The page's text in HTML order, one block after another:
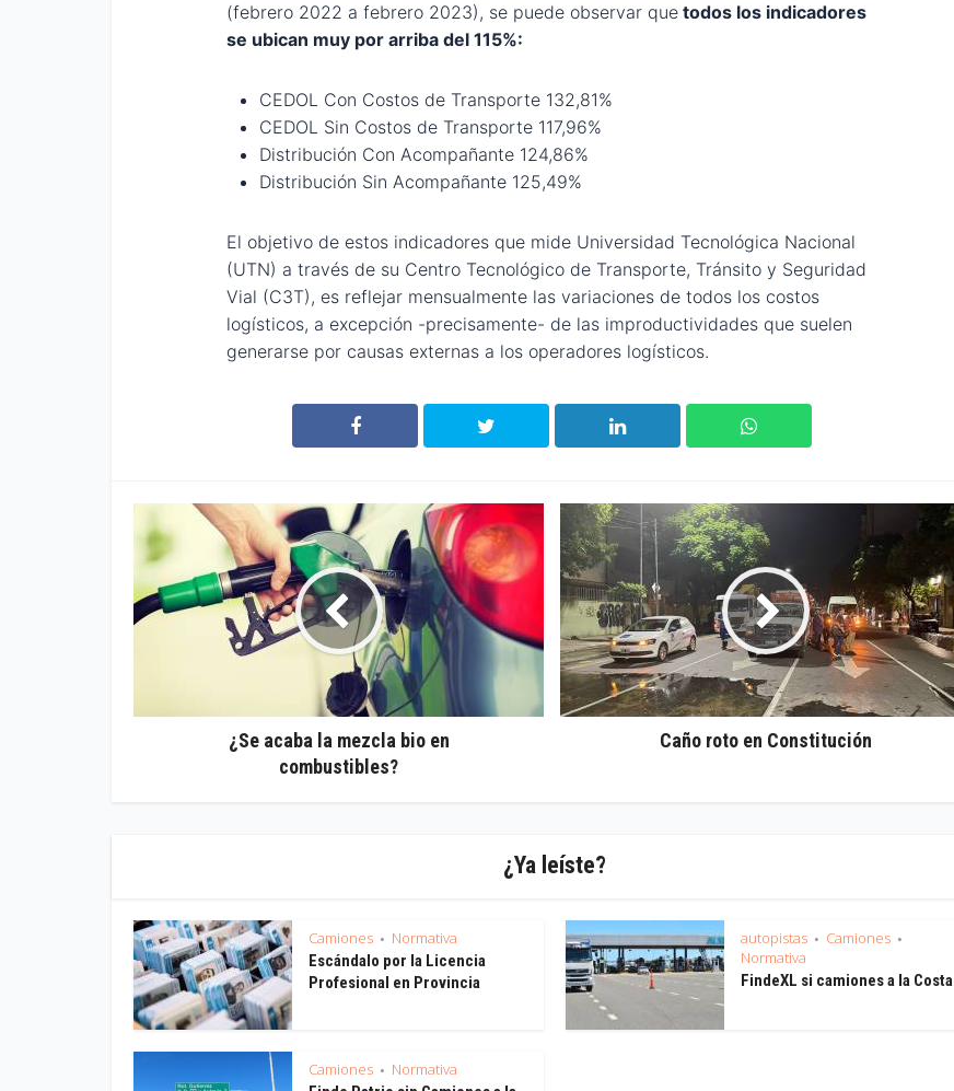
(febrero 2022 a febrero 2023), se puede observar que todos los indicadores
se ubican muy por arriba del 115%:
CEDOL Con Costos de Transporte 132,81%
CEDOL Sin Costos de Transporte 117,96%
Distribución Con Acompañante 124,86%
Distribución Sin Acompañante 125,49%
El objetivo de estos indicadores que mide Universidad Tecnológica Nacional
(UTN) a través de su Centro Tecnológico de Transporte, Tránsito y Seguridad
Vial (C3T), es reflejar mensualmente las variaciones de todos los costos
logísticos, a excepción -precisamente- de las improductividades que suelen
generarse por causas externas a los operadores logísticos.
¿Se acaba la mezcla bio en
combustibles?
Caño roto en Constitución
¿Ya leíste?
Camiones • Normativa
Escándalo por la Licencia
Profesional en Provincia
autopistas • Camiones •
Normativa
FindeXL si camiones a la Costa
Camiones • Normativa